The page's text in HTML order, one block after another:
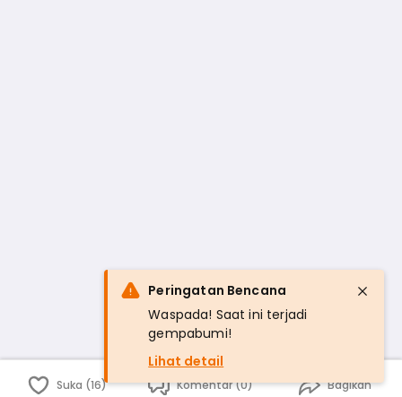
Suka (16) Komentar (0) Bagikan
Peringatan Bencana
Waspada! Saat ini terjadi
gempabumi!
Lihat detail